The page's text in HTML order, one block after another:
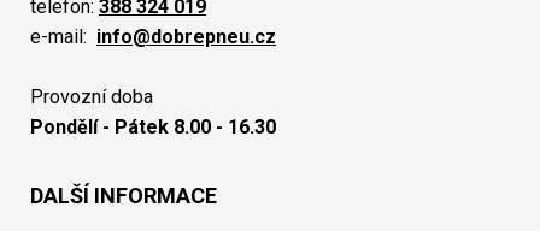
telefon: 388 324 019
e-mail: info@dobrepneu.cz
Provozní doba
Pondělí - Pátek 8.00 - 16.30
DALŠÍ INFORMACE